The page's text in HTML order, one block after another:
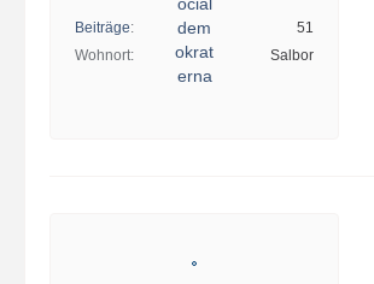
Beiträge
51
Wohnort
Salbor